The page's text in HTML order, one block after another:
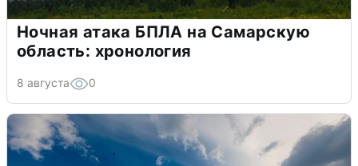
Ночная атака БПЛА на Самарскую
область: хронология
8 августа 0